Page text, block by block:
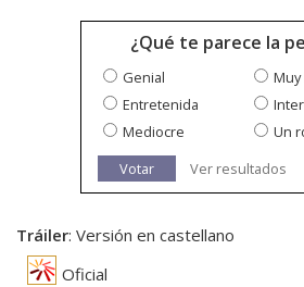
¿Qué te parece la
Genial
Entretenida
Mediocre
Un
Votar
Ver resultados
Tráiler: Versión en castellano
Oficial